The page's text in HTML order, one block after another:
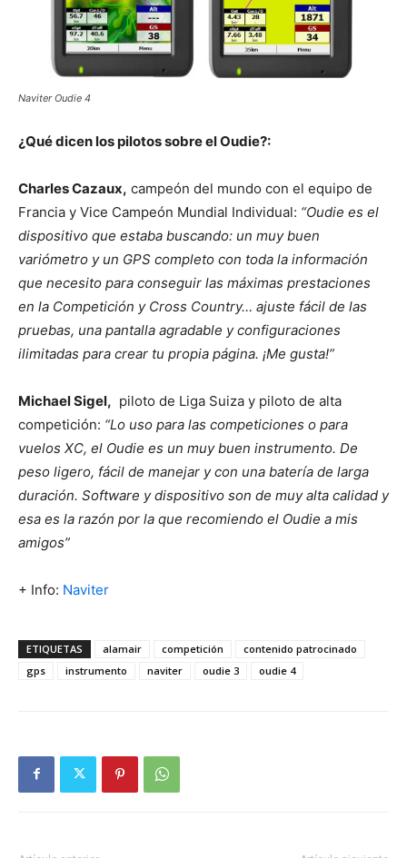
Naviter Oudie 4
¿Qué dicen los pilotos sobre el Oudie?:
Charles Cazaux, campeón del mundo con el equipo de
Francia y Vice Campeón Mundial Individual: “Oudie es el
dispositivo que estaba buscando: un muy buen
variómetro y un GPS completo con toda la información
que necesito para conseguir las máximas prestaciones
en la Competición y Cross Country… ajuste fácil de las
pruebas, una pantalla agradable y configuraciones
ilimitadas para crear tu propia página. ¡Me gusta!”
Michael Sigel, piloto de Liga Suiza y piloto de alta
competición: “Lo uso para las competiciones o para
vuelos XC, el Oudie es un muy buen instrumento. De
peso ligero, fácil de manejar y con una batería de larga
duración. Software y dispositivo son de muy alta calidad y
esa es la razón por la que recomiendo el Oudie a mis
amigos”
+ Info: Naviter
ETIQUETAS alamair competición
contenido patrocinado
gps
instrumento naviter oudie 3 oudie 4